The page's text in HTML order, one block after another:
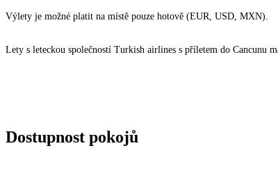
Výlety je možné platit na místě pouze hotově (EUR, USD, MXN).
Lety s leteckou společností Turkish airlines s příletem do Cancunu
Dostupnost pokojů